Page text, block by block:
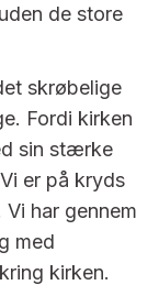
de store
skrøbelige
Fordi kirken
sin stærke
er på kryds
har gennem
med
kirken.